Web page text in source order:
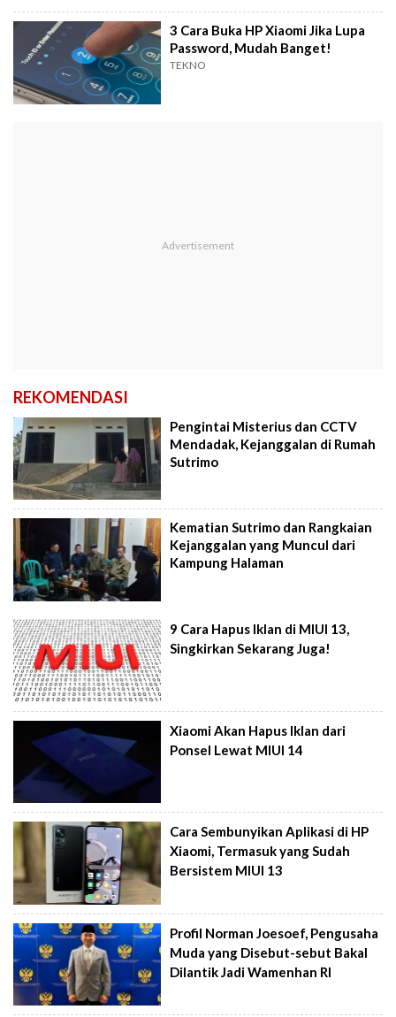
3 Cara Buka HP Xiaomi Jika Lupa
Password, Mudah Banget!
TEKNO
REKOMENDASI
Pengintai Misterius dan CCTV
Mendadak, Kejanggalan di Rumah
Sutrimo
Kematian Sutrimo dan Rangkaian
Kejanggalan yang Muncul dari
Kampung Halaman
9 Cara Hapus Iklan di MIUI 13,
Singkirkan Sekarang Juga!
Xiaomi Akan Hapus Iklan dari
Ponsel Lewat MIUI 14
Cara Sembunyikan Aplikasi di HP
Xiaomi, Termasuk yang Sudah
Bersistem MIUI 13
Profil Norman Joesoef, Pengusaha
Muda yang Disebut-sebut Bakal
Dilantik Jadi Wamenhan RI